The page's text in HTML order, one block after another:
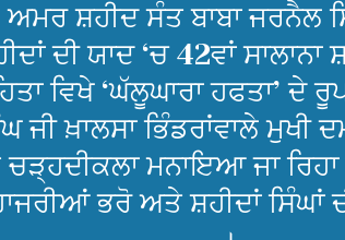
ਸ਼ਹੀਦ ਸੰਤ ਬਾਬਾ ਜਰਨੈਲ
ਦੀ ਯਾਦ ‘ਚ 42ਵਾਂ
ਵਿਖੇ ‘ਘੱਲੂਘਾਰਾ ਹਫਤਾ’ ਦੇ
ਜੀ ਖ਼ਾਲਸਾ ਭਿੰਡਰਾਂਵਾਲੇ
ਮਨਾਇਆ ਜਾ
ਭਰੋ ਅਤੇ ਸ਼ਹੀਦਾਂ